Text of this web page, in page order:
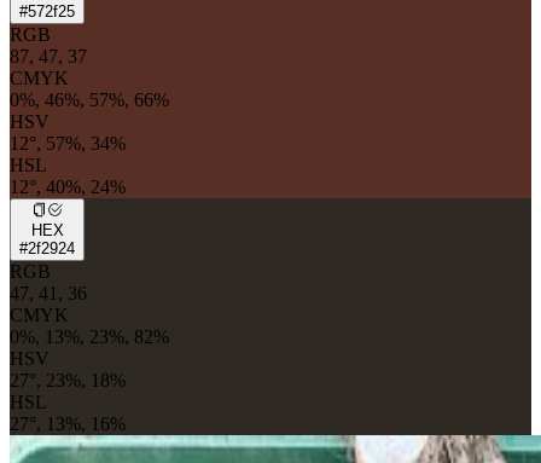
#572f25
RGB
87, 47, 37
CMYK
0%, 46%, 57%, 66%
HSV
12°, 57%, 34%
HSL
12°, 40%, 24%
HEX
#2f2924
RGB
47, 41, 36
CMYK
0%, 13%, 23%, 82%
HSV
27°, 23%, 18%
HSL
27°, 13%, 16%